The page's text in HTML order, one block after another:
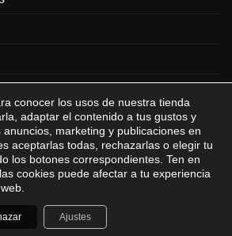
Visa MasterCardMasterCard
Visa
|
Dani
| Carnicería Pamplona
conocer los usos de nuestra tienda
adaptar el contenido a tus gustos y
marketing y publicaciones en
aceptarlas todas, rechazarlas o elegir tu
los botones correspondientes. Ten en
cookies puede afectar a tu experiencia
Ajustes